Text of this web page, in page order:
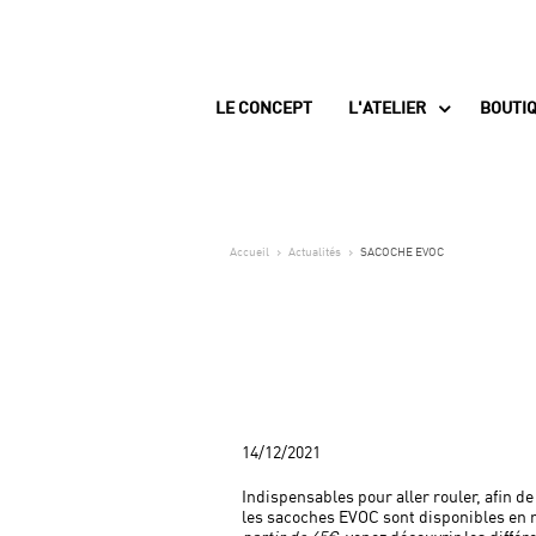
LE CONCEPT L'ATELIER
Accueil Actualités SACOCHE EVOC
14/12/2021
Indispensables pour aller rouler, afin
les sacoches EVOC sont disponibles